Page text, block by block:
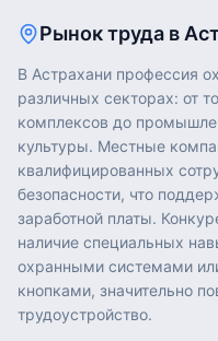
Рынок труда в
В Астрахани профессия
различных секторах: от
комплексов до
культуры. Местные
квалифицированных
безопасности, что
заработной платы.
наличие специальных
охранными системами
кнопками, значительно
трудоустройство.